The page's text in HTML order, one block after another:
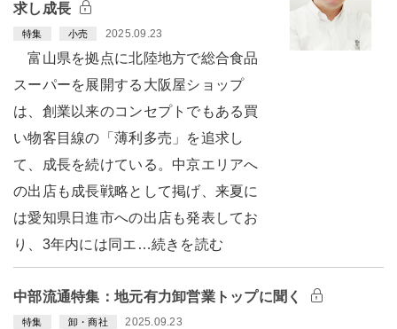
求し成長
特集 小売 2025.09.23
富山県を拠点に北陸地方で総合食品
スーパーを展開する大阪屋ショップ
は、創業以来のコンセプトでもある買
い物客目線の「薄利多売」を追求し
て、成長を続けている。中京エリアへ
の出店も成長戦略として掲げ、来夏に
は愛知県日進市への出店も発表してお
り、3年内には同エ…続きを読む
中部流通特集：地元有力卸営業トップに聞く
特集 卸・商社 2025.09.23